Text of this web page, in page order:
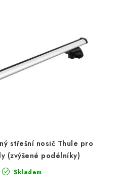
p
r
k
t
střešní nosič Thule pro
(zvýšené podélníky)
Skladem